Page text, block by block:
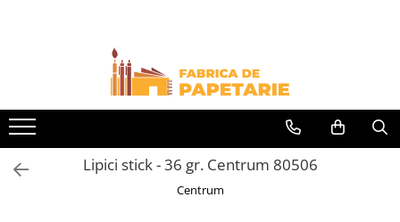
Toate Produsele
Hartie si articole din hartie
Hartie pentru copiator si cartoane
Hartie color pentru copiator
Papetarie personalizataLipici stick - 36 gr. Centrum 80506
Centrum